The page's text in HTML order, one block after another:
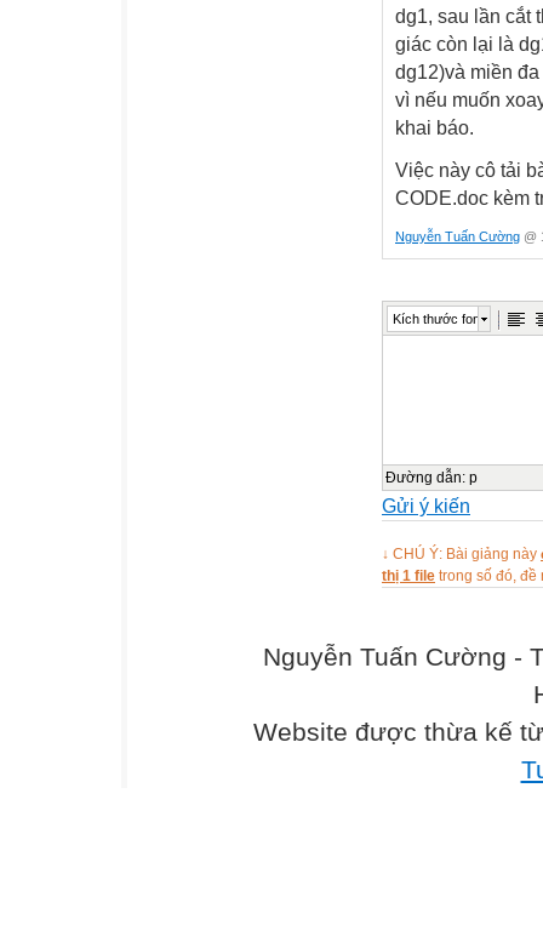
dg1, sau lần cắt
giác còn lại là
dg12)và miền
vì nếu muốn
khai báo.
Việc này cô tải
CODE.doc kèm
Nguyễn Tuấn Cường @
Kích thước font
Đường dẫn: p
Gửi ý kiến
↓ CHÚ Ý: Bài giảng này
thị 1 file trong số đó, đề
Nguyễn Tuấn Cường -
Website được thừa kế